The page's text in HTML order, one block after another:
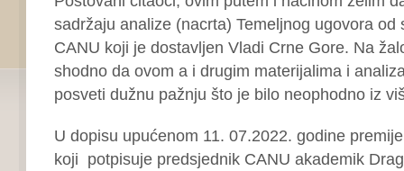
sadržaju analize (nacrta) Temeljnog ugovora od
CANU koji je dostavljen Vladi Crne Gore. Na
shodno da ovom a i drugim materijalima i
posveti dužnu pažnju što je bilo neophodno iz
U dopisu upućenom 11. 07.2022. godine
koji potpisuje predsjednik CANU akademik